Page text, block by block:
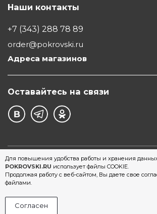
Для повышения удобства работы и хранения
POKROVSKI.RU использует файлы COOKIE.
Продолжая работу с веб-сайтом, Вы даете свое
файлами.
Согласен
Наши контакты
+7 (343) 288 78 89
order@pokrovski.ru
Адреса магазинов
Оставайтесь на связи
©1997 - 2026 Обувной Дом
магазинов обуви в